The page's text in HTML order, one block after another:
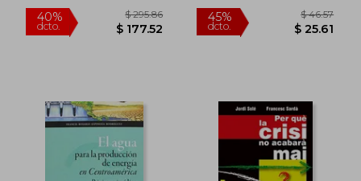
40%
$ 38.48
40%
dcto.